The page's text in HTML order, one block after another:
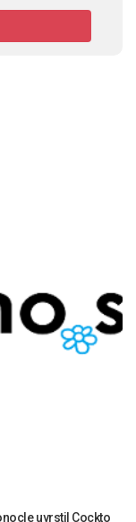
uvrstil Cockto